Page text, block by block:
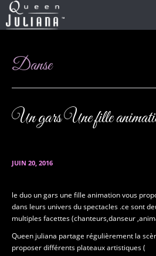
Qui suis-je ?
Mes références média
Mes peoples
Prestations
Toutes mes prestations
Drag Queen (book)
Roue de la chance
Transformiste
Evénements à venir
Mes créations
Créations à vendre
Archives
Vidéos
Vidéos des spectacles
Chant
Strip-tease
Magie
Contact
Danse
Un gars Une fille
JUIN 20, 2016
le duo un gars une fille animation vous
dans leurs univers du spectacles .ce sont
multiples facettes (chanteurs,danseur
Queen juliana partage régulièrement la
proposer différents plateaux artistiques (